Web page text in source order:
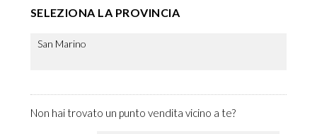
SELEZIONA LA PROVINCIA
San Marino
Non hai trovato un punto vendita vicino a te?